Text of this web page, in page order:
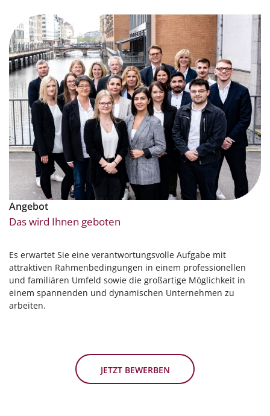
Angebot
Das wird Ihnen geboten
Es erwartet Sie eine verantwortungsvolle Aufgabe mit
attraktiven Rahmenbedingungen in einem professionellen
und familiären Umfeld sowie die großartige Möglichkeit in
einem spannenden und dynamischen Unternehmen zu
arbeiten.
JETZT BEWERBEN